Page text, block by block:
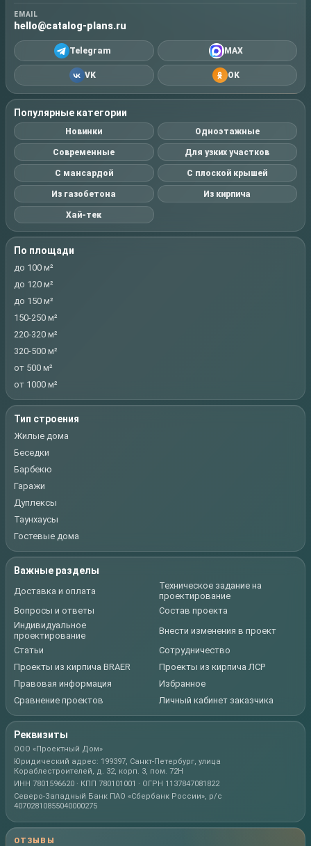
EMAIL
hello@catalog-plans.ru
Telegram MAX
VK OK
Популярные категории
Новинки Одноэтажные
Современные Для узких участков
С мансардой С плоской крышей
Из газобетона Из кирпича
Хай-тек
По площади
до 100 м²
до 120 м²
до 150 м²
150-250 м²
220-320 м²
320-500 м²
от 500 м²
от 1000 м²
Тип строения
Жилые дома
Беседки
Барбекю
Гаражи
Дуплексы
Таунхаусы
Гостевые дома
Важные разделы
Доставка и оплата
Техническое задание на
проектирование
Вопросы и ответы
Состав проекта
Индивидуальное
проектирование
Внести изменения в проект
Статьи
Сотрудничество
Проекты из кирпича BRAER
Проекты из кирпича ЛСР
Правовая информация
Избранное
Сравнение проектов
Личный кабинет заказчика
Реквизиты
ООО «Проектный Дом»
Юридический адрес: 199397, Санкт-Петербург, улица
Кораблестроителей, д. 32, корп. 3, пом. 72Н
ИНН 7801596620 · КПП 780101001 · ОГРН 1137847081822
Северо-Западный Банк ПАО «Сбербанк России», р/с
40702810855040000275
ОТЗЫВЫ